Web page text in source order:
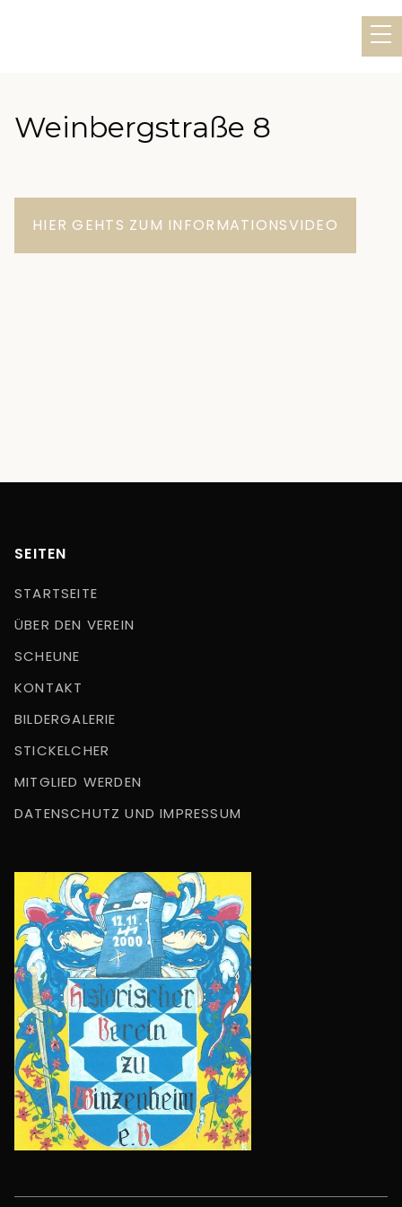
Weinbergstraße 8
HIER GEHTS ZUM INFORMATIONSVIDEO
SEITEN
STARTSEITE
ÜBER DEN VEREIN
SCHEUNE
KONTAKT
BILDERGALERIE
STICKELCHER
MITGLIED WERDEN
DATENSCHUTZ UND IMPRESSUM